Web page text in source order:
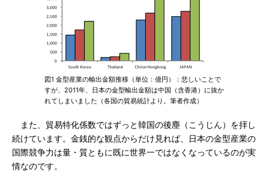
図1 金型産業の輸出金額推移（単位：億円）：悲しいことで
すが、2011年、日本の金型輸出金額は中国（含香港）に抜か
れてしまいました（各国の貿易統計より。筆者作成）
また、貿易特化係数ではずっと韓国の後塵（こうじん）を拝し
続けています。金銭的な観点からだけ見れば、日本の金型産業の
国際競争力は量・質ともに既に世界一ではなくなっているのが実
情なのです。